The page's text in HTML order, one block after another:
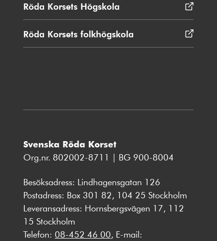
Röda Korsets Högskola
i
nytt
fönster
Röda Korsets folkhögskola
i
Svenska Röda Korset
Org.nr. 802002-8711 | BG 900-8004
Besöksadress: Lindhagensgatan 126
Postadress: Box 301 82, 104 25 Stockholm
Leveransadress: Hornsbergsvägen 17, 112
15 Stockholm
Telefon: 08-452 46 00, E-mail: